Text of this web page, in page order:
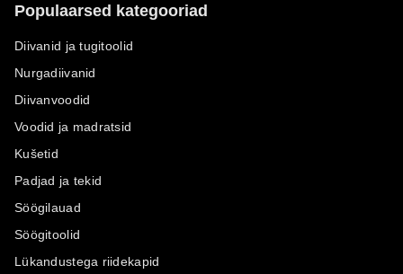
Populaarsed kategooriad
Diivanid ja tugitoolid
Nurgadiivanid
Diivanvoodid
Voodid ja madratsid
Kušetid
Padjad ja tekid
Söögilauad
Söögitoolid
Lükandustega riidekapid